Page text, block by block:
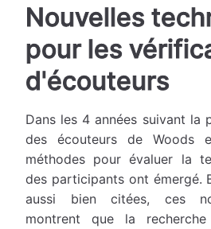
Nouvelles
pour les
d'écouteurs
Dans les 4 années suivant la
des écouteurs de Woods
méthodes pour évaluer la
des participants ont émergé.
aussi bien citées, ces
montrent que la